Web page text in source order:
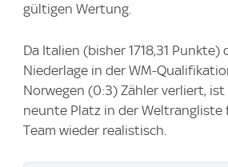
gültigen Wertung.
Da Italien (bisher 1718,31 Punkte)
Niederlage in der WM-
Norwegen (0:3) Zähler verliert,
neunte Platz in der Weltrangliste
Team wieder realistisch.